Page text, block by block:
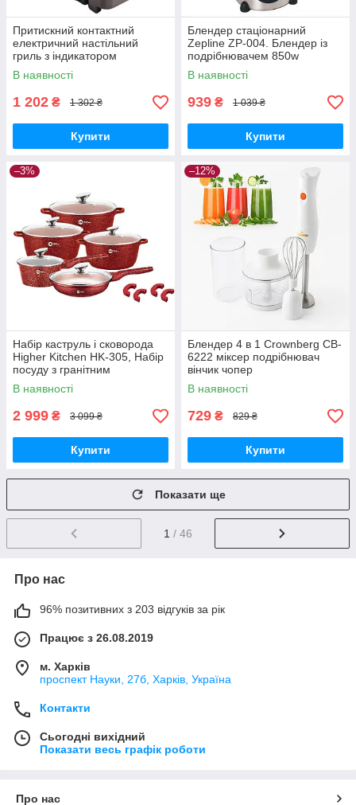
Притискний контактний
електричний настільний
гриль з індикатором
нагрівання Rainberg RB-5412
2800W
В наявності
1 202 ₴ 1 302 ₴
Купити
Блендер стаціонарний
Zepline ZP-004. Блендер із
подрібнювачем 850w
В наявності
939 ₴ 1 039 ₴
Купити
–3%
Набір каструль і сковорода
Higher Kitchen HK-305, Набір
посуду з гранітним
антипригарним покриттям
КРАСНИЙ
В наявності
2 999 ₴ 3 099 ₴
Купити
–12%
Блендер 4 в 1 Crownberg CB-
6222 міксер подрібнювач
вінчик чопер
В наявності
729 ₴ 829 ₴
Купити
Показати ще
1 / 46
Про нас
96% позитивних з 203 відгуків за рік
Працює з 26.08.2019
м. Харків
проспект Науки, 27б, Харків, Україна
Контакти
Сьогодні вихідний
Показати весь графік роботи
Про нас